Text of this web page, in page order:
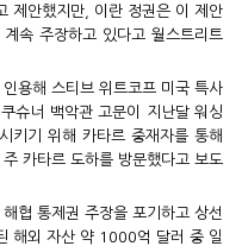
제안했지만, 이란 정권은 이 제안
속 주장하고 있다고 월스트리트
용해 스티브 위트코프 미국 특사
슈너 백악관 고문이 지난달 워싱
키기 위해 카타르 중재자를 통해
카타르 도하를 방문했다고 보도
협 통제권 주장을 포기하고 상선
해외 자산 약 1000억 달러 중 일